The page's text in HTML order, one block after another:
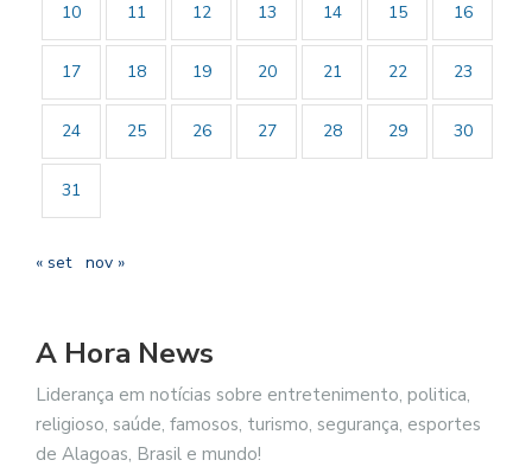
10 11 12 13 14 15 16
17 18 19 20 21 22 23
24 25 26 27 28 29 30
31
« set nov »
A Hora News
Liderança em notícias sobre entretenimento, politica,
religioso, saúde, famosos, turismo, segurança, esportes
de Alagoas, Brasil e mundo!